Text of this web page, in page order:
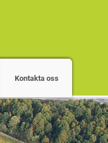
Kontakta oss